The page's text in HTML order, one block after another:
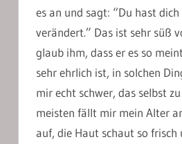
es an und sagt: “Du hast dich
verändert.” Das ist sehr süß
glaub ihm, dass er es so
sehr ehrlich ist, in solchen
mir echt schwer, das selbst
meisten fällt mir mein Alter
auf, die Haut schaut so frisch